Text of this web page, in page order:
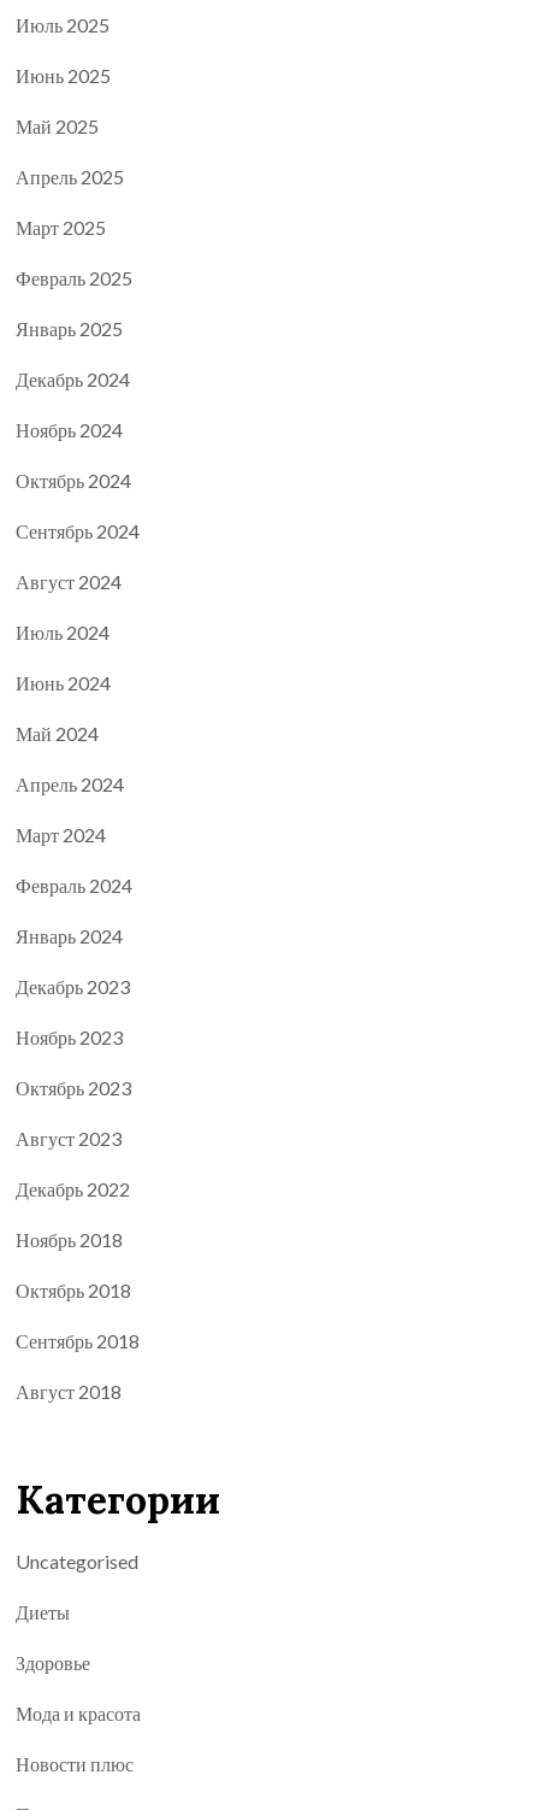
Июль 2025
Июнь 2025
Май 2025
Апрель 2025
Март 2025
Февраль 2025
Январь 2025
Декабрь 2024
Ноябрь 2024
Октябрь 2024
Сентябрь 2024
Август 2024
Июль 2024
Июнь 2024
Май 2024
Апрель 2024
Март 2024
Февраль 2024
Январь 2024
Декабрь 2023
Ноябрь 2023
Октябрь 2023
Август 2023
Декабрь 2022
Ноябрь 2018
Октябрь 2018
Сентябрь 2018
Август 2018
Категории
Uncategorised
Диеты
Здоровье
Мода и красота
Новости плюс